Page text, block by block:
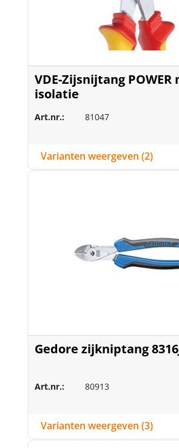
VDE-Zijsnijtang
isolatie
Art.nr.: 81047
Varianten weergeven (2)
Gedore
Art.nr.: 80913
Varianten weergeven (3)